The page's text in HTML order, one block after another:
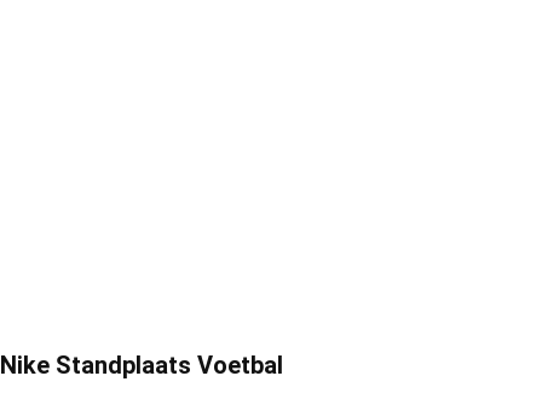
Nike Standplaats Voetbal